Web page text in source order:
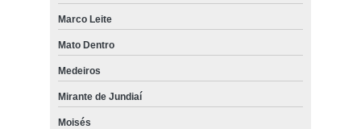
Marco Leite
Mato Dentro
Medeiros
Mirante de Jundiaí
Moisés